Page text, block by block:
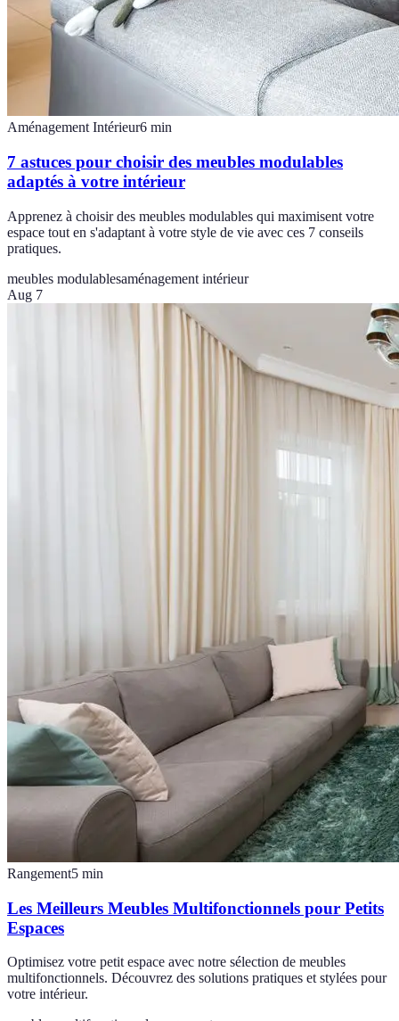
Aménagement Intérieur6 min
7 astuces pour choisir des meubles modulables
adaptés à votre intérieur
Apprenez à choisir des meubles modulables qui maximisent votre
espace tout en s'adaptant à votre style de vie avec ces 7 conseils
pratiques.
meubles modulablesaménagement intérieur
Aug 7
Rangement5 min
Les Meilleurs Meubles Multifonctionnels pour Petits
Espaces
Optimisez votre petit espace avec notre sélection de meubles
multifonctionnels. Découvrez des solutions pratiques et stylées pour
votre intérieur.